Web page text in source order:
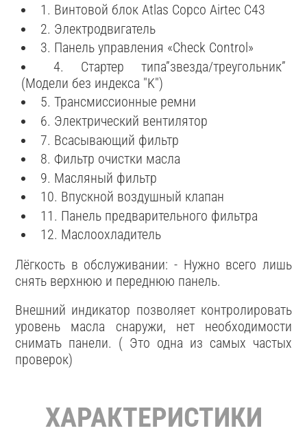
1. Винтовой блок Atlas Copco Airtec С43
2. Электродвигатель
3. Панель управления «Check Control»
4. Стартер типа”звезда/треугольник”
(Модели без индекса "K")
5. Трансмиссионные ремни
6. Электрический вентилятор
7. Всасывающий фильтр
8. Фильтр очистки масла
9. Масляный фильтр
10. Впускной воздушный клапан
11. Панель предварительного фильтра
12. Маслоохладитель
Лёгкость в обслуживании: - Нужно всего лишь
снять верхнюю и переднюю панель.
Внешний индикатор позволяет контролировать
уровень масла снаружи, нет необходимости
снимать панели. ( Это одна из самых частых
проверок)
ХАРАКТЕРИСТИКИ